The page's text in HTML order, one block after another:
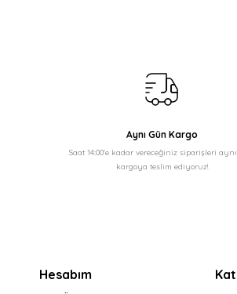
Aynı Gün Kargo
Saat 14:00'e kadar vereceğiniz siparişleri
kargoya teslim ediyoruz!
Hesabım